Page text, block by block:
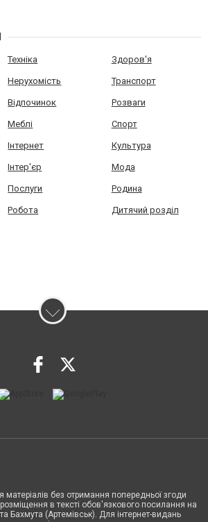
Техніка Здоров'я
Нерухомість Транспорт
Відпочинок Розваги
Меблі Спорт
Інтернет Культура
Інтер'єр Мода
Послуги Родина
Робота Дитячий розділ
матеріалів без отримання попередньої згоди
в тексті обов'язкового посилання на
Бахмута (Артемівськ). Для інтернет-видань